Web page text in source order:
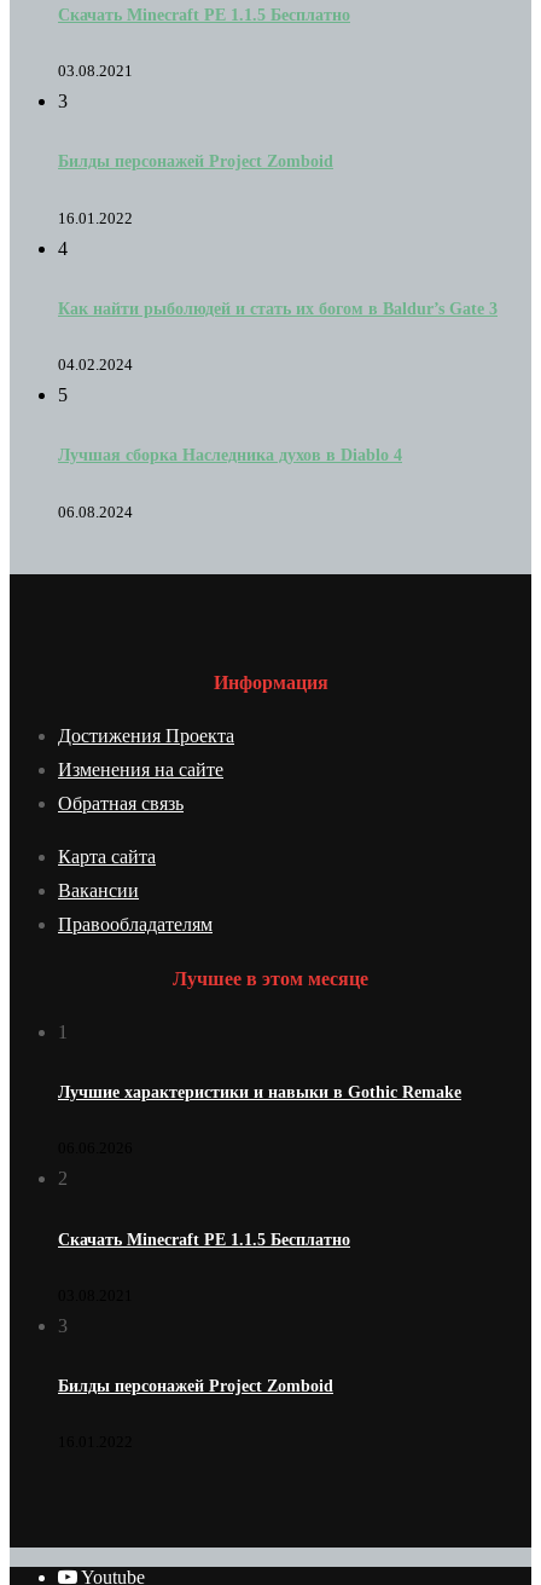
Скачать Minecraft PE 1.1.5 Бесплатно
03.08.2021
3
Билды персонажей Project Zomboid
16.01.2022
4
Как найти рыболюдей и стать их богом в Baldur’s Gate 3
04.02.2024
5
Лучшая сборка Наследника духов в Diablo 4
06.08.2024
Информация
Достижения Проекта
Изменения на сайте
Обратная связь
Карта сайта
Вакансии
Правообладателям
Лучшее в этом месяце
1
Лучшие характеристики и навыки в Gothic Remake
2
Скачать Minecraft PE 1.1.5 Бесплатно
3
Билды персонажей Project Zomboid
Youtube